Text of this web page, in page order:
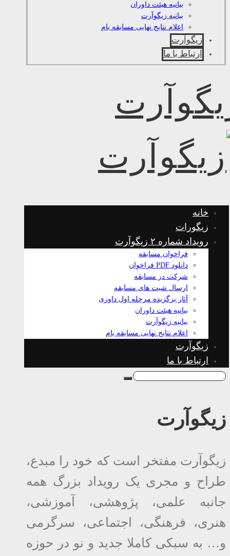
بیانیه هیئت داوران
بیانیه زیگوآرت
اعلام نتایج نهایی مسابقه بام
زیگوآرت
ارتباط با ما
خانه
زیگورات
رویداد شماره ۲ زیگوآرت
فراخوان مسابقه
دانلود PDF فراخوان
شرکت در مسابقه
ارسال شیت های مسابقه
آثار برگزیده مرحله اول داوری
بیانیه هیئت داوران
بیانیه زیگوآرت
اعلام نتایج نهایی مسابقه بام
زیگوآرت
ارتباط با ما
زیگوآرت
زیگوآرت مفتخر است که خود را مبدع،
طراح و مجری یک رویداد بزرگ همه
جانبه علمی، پژوهشی، آموزشی،
هنری، فرهنگی، اجتماعی، سرگرمی
و… به سبکی کاملا جدید و نو در حوزه